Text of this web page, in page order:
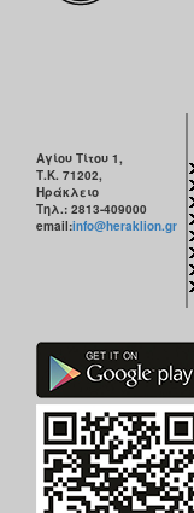
Αγίου Τίτου 1,
Τ.Κ. 71202,
Ηράκλειο
Τηλ.: 2813-409000
email:info@heraklion.gr